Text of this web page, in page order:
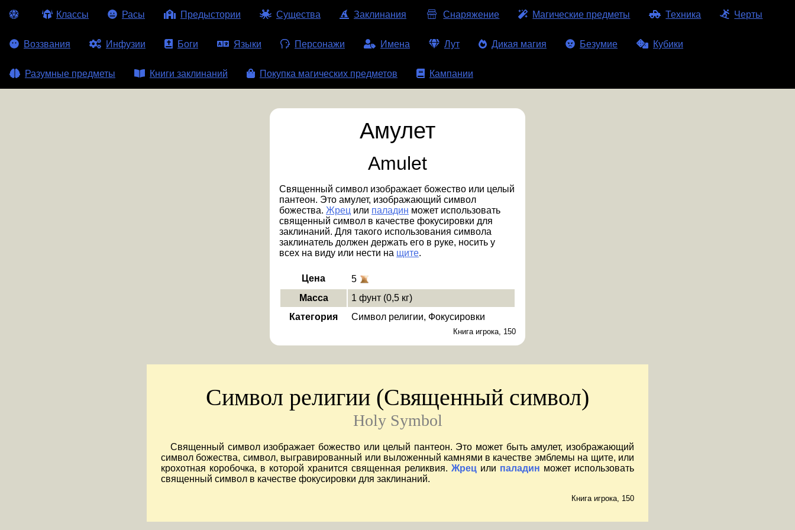
Классы Расы Предыстории Существа Заклинания Снаряжение Магические предметы Техника Черты
Воззвания Инфузии Боги Языки Персонажи Имена Лут Дикая магия Безумие Кубики
Разумные предметы Книги заклинаний Покупка магических предметов Кампании
Амулет
Amulet
Священный символ изображает божество или целый
пантеон. Это амулет, изображающий символ
божества. Жрец или паладин может использовать
священный символ в качестве фокусировки для
заклинаний. Для такого использования символа
заклинатель должен держать его в руке, носить у
всех на виду или нести на щите.
Цена
5
Масса
1 фунт (0,5 кг)
Категория
Символ религии Фокусировки
Книга игрока, 150
Символ религии (Священный символ)
Holy Symbol
Священный символ изображает божество или целый пантеон. Это может быть амулет, изображающий
символ божества, символ, выгравированный или выложенный камнями в качестве эмблемы на щите, или
крохотная коробочка, в которой хранится священная реликвия. Жрец или паладин может использовать
священный символ в качестве фокусировки для заклинаний.
Книга игрока, 150